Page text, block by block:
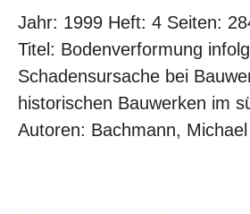
Jahr: 1999 Heft: 4 Seiten:
Titel: Bodenverformung
Schadensursache bei
historischen Bauwerken im
Autoren: Bachmann, Michael